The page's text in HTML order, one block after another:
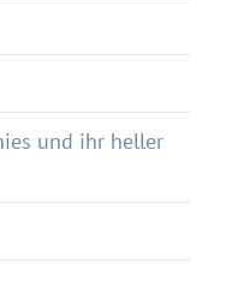
und ihr heller